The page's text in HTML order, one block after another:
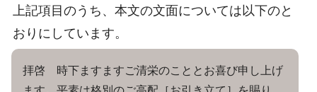
上記項目のうち、本文の文面については以下のと
おりにしています。
拝啓 時下ますますご清栄のこととお喜び申し上げ